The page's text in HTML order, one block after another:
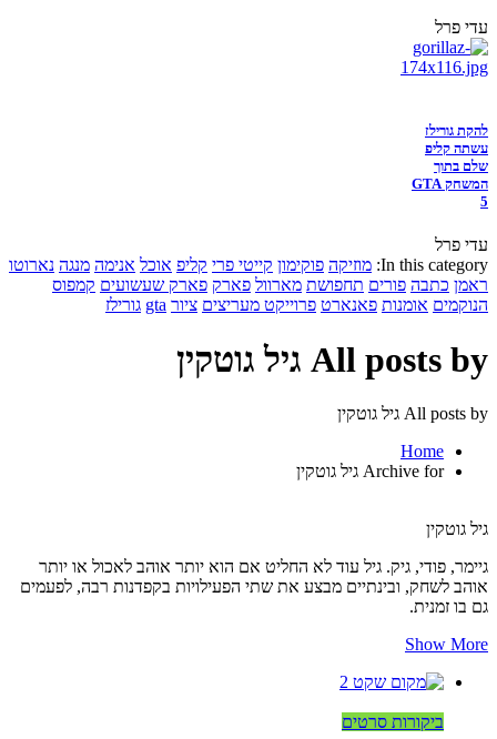
עדי פרל
להקת גורילז
עשתה קליפ
שלם בתוך
המשחק GTA
5
עדי פרל
In this category: מוזיקה פוקימון קייטי פרי קליפ אוכל אנימה מנגה נארוטו
ראמן כתבה פורים תחפושת מארוול פארק פארק שעשועים קמפוס
הנוקמים אומנות פאנארט פרוייקט מעריצים ציור gta גורילז
All posts by גיל גוטקין
All posts by גיל גוטקין
Home
Archive for גיל גוטקין
גיל גוטקין
גיימר, פודי, גיק. גיל עוד לא החליט אם הוא יותר אוהב לאכול או יותר
אוהב לשחק, ובינתיים מבצע את שתי הפעילויות בקפדנות רבה, לפעמים
גם בו זמנית.
Show More
ביקורות סרטים